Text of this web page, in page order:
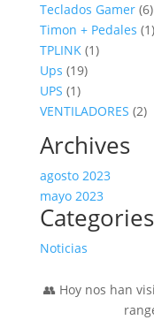
Teclados Gamer 66
Timon + Pedales 11
TPLINK 11
Ups 1919
UPS 11
producto
VENTILADORES 22
Archives
agosto 2023
mayo 2023
Categories
Noticias
👥 Hoy nos han